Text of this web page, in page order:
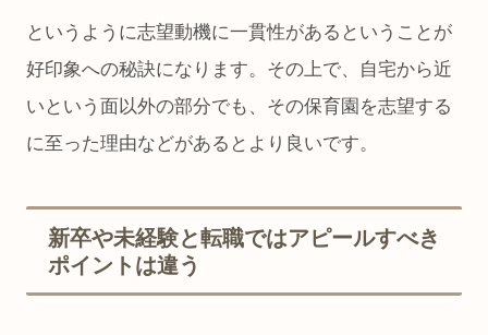
というように志望動機に一貫性があるということが
好印象への秘訣になります。その上で、自宅から近
いという面以外の部分でも、その保育園を志望する
に至った理由などがあるとより良いです。
新卒や未経験と転職ではアピールすべき
ポイントは違う